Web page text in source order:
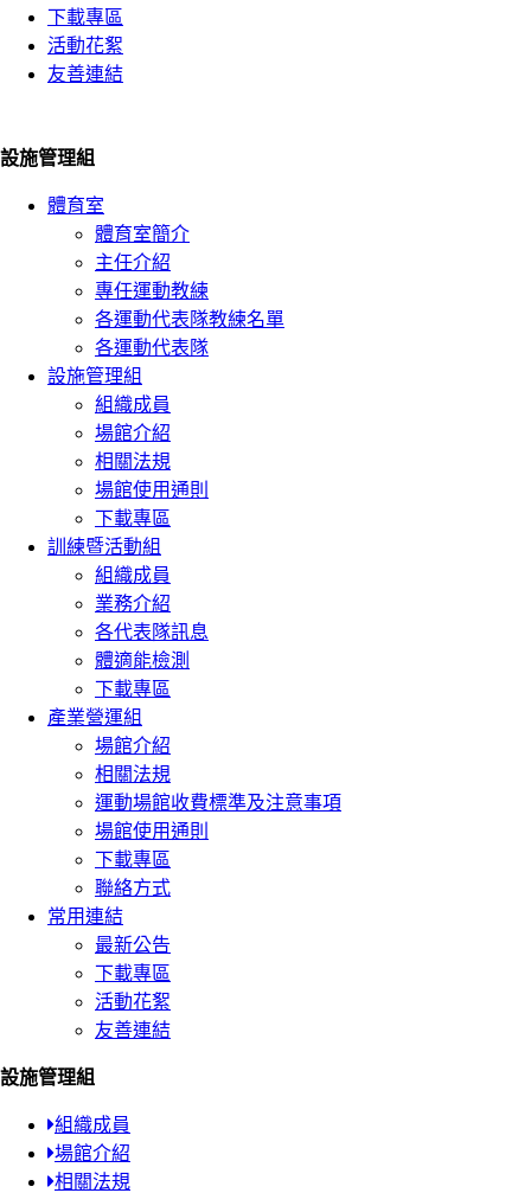
下載專區
活動花絮
友善連結
設施管理組
體育室
體育室簡介
主任介紹
專任運動教練
各運動代表隊教練名單
各運動代表隊
設施管理組
組織成員
場館介紹
相關法規
場館使用通則
下載專區
訓練暨活動組
組織成員
業務介紹
各代表隊訊息
體適能檢測
下載專區
產業營運組
場館介紹
相關法規
運動場館收費標準及注意事項
場館使用通則
下載專區
聯絡方式
常用連結
最新公告
下載專區
活動花絮
友善連結
設施管理組
組織成員
場館介紹
相關法規